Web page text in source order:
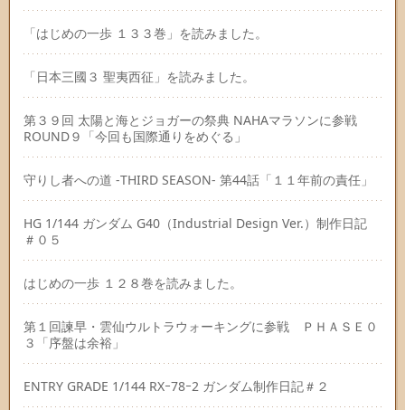
「はじめの一歩 １３３巻」を読みました。
「日本三國３ 聖夷西征」を読みました。
第３９回 太陽と海とジョガーの祭典 NAHAマラソンに参戦
ROUND９「今回も国際通りをめぐる」
守りし者への道 -THIRD SEASON- 第44話「１１年前の責任」
HG 1/144 ガンダム G40（Industrial Design Ver.）制作日記
＃０５
はじめの一歩 １２８巻を読みました。
第１回諫早・雲仙ウルトラウォーキングに参戦 ＰＨＡＳＥ０
３「序盤は余裕」
ENTRY GRADE 1/144 RXｰ78ｰ2 ガンダム制作日記＃２